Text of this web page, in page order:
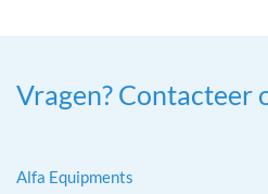
Vragen? Contacteer
Alfa Equipments